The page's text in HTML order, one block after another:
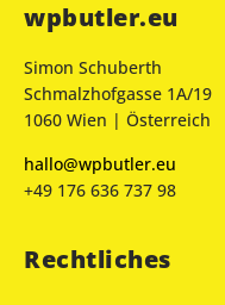
wpbutler.eu
Simon Schuberth
Schmalzhofgasse 1A/19
1060 Wien | Österreich
hallo@wpbutler.eu
+49 176 636 737 98
Rechtliches